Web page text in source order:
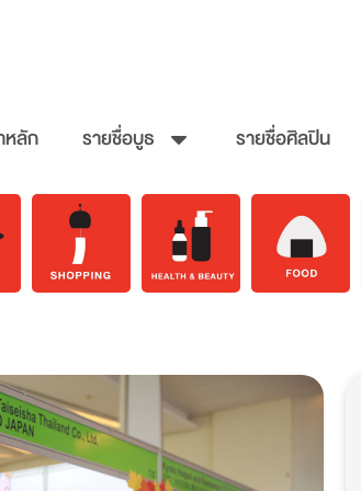
ลัก รายชื่อบูธ รายชื่อศิลปิน